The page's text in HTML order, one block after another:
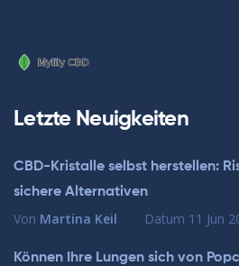
Letzte Neuigkeiten
CBD-Kristalle selbst herstellen:
sichere Alternativen
Von Martina Keil Datum 11 Jun
Können Ihre Lungen sich von